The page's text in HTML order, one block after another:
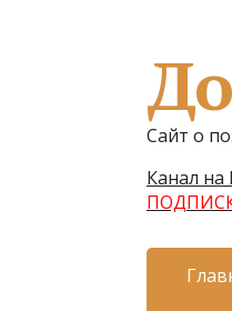
Сайт о
Канал на